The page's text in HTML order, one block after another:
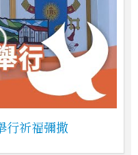
行祈福彌撒